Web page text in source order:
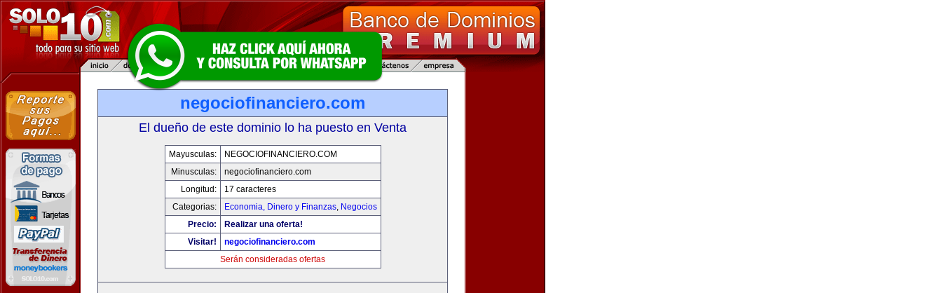
negociofinanciero.com
El dueño de este dominio lo ha puesto en Venta
Mayusculas:
NEGOCIOFINANCIERO.COM
Minusculas:
negociofinanciero.com
Longitud:
17 caracteres
Categorias:
Economia, Dinero y Finanzas, Negocios
Precio:
Realizar una oferta!
Visitar!
negociofinanciero.com
Serán consideradas ofertas